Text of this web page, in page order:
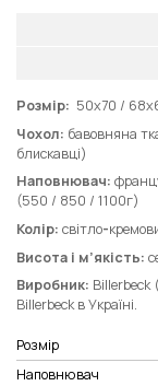
Розмір: 50х70 /
Чохол: бавовняна
блискавці)
Наповнювач:
(550 / 850 / 1100г)
Колір: світло-
Висота і м’якість:
Виробник: Billerbeck
Billerbeck в Україні.
Розмір
Наповнювач